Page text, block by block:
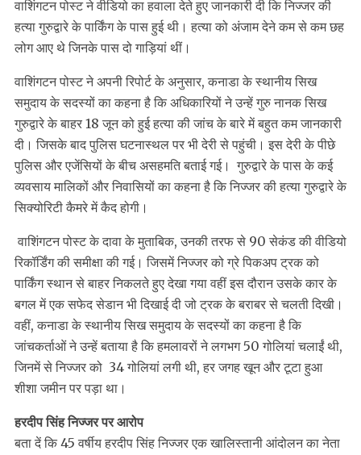
वाशिंगटन पोस्ट ने वीडियो का हवाला देते हुए जानकारी दी कि निज्जर की
हत्या गुरुद्वारे के पार्किंग के पास हुई थी। हत्या को अंजाम देने कम से कम छह
लोग आए थे जिनके पास दो गाड़ियां थीं।
वाशिंगटन पोस्ट ने अपनी रिपोर्ट के अनुसार, कनाडा के स्थानीय सिख
समुदाय के सदस्यों का कहना है कि अधिकारियों ने उन्हें गुरु नानक सिख
गुरुद्वारे के बाहर 18 जून को हुई हत्या की जांच के बारे में बहुत कम जानकारी
दी। जिसके बाद पुलिस घटनास्थल पर भी देरी से पहुंची। इस देरी के पीछे
पुलिस और एजेंसियों के बीच असहमति बताई गई। गुरुद्वारे के पास के कई
व्यवसाय मालिकों और निवासियों का कहना है कि निज्जर की हत्या गुरुद्वारे के
सिक्योरिटी कैमरे में कैद होगी।
वाशिंगटन पोस्ट के दावा के मुताबिक, उनकी तरफ से 90 सेकंड की वीडियो
रिकॉर्डिंग की समीक्षा की गई। जिसमें निज्जर को ग्रे पिकअप ट्रक को
पार्किंग स्थान से बाहर निकलते हुए देखा गया वहीं इस दौरान उसके कार के
बगल में एक सफेद सेडान भी दिखाई दी जो ट्रक के बराबर से चलती दिखी।
वहीं, कनाडा के स्थानीय सिख समुदाय के सदस्यों का कहना है कि
जांचकर्ताओं ने उन्हें बताया है कि हमलावरों ने लगभग 50 गोलियां चलाईं थी,
जिनमें से निज्जर को 34 गोलियां लगी थी, हर जगह खून और टूटा हुआ
शीशा जमीन पर पड़ा था।
हरदीप सिंह निज्जर पर आरोप
बता दें कि 45 वर्षीय हरदीप सिंह निज्जर एक खालिस्तानी आंदोलन का नेता